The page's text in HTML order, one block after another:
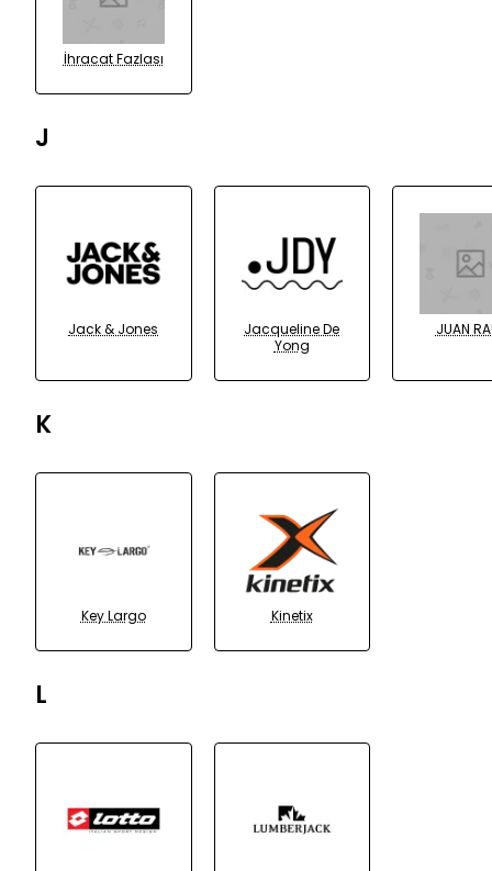
İhracat Fazlası
J
Jack & Jones
Jacqueline De
Yong
JUAN
K
Key Largo Kinetix
L